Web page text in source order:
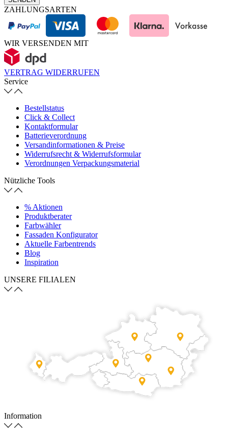
ZAHLUNGSARTEN
WIR VERSENDEN MIT
VERTRAG WIDERRUFEN
Service
Bestellstatus
Click & Collect
Kontaktformular
Batterieverordnung
Versandinformationen & Preise
Widerrufsrecht & Widerrufsformular
Verordnungen Verpackungsmaterial
Nützliche Tools
% Aktionen
Produktberater
Farbwähler
Fassaden Konfigurator
Aktuelle Farbentrends
Blog
Inspiration
UNSERE FILIALEN
Information